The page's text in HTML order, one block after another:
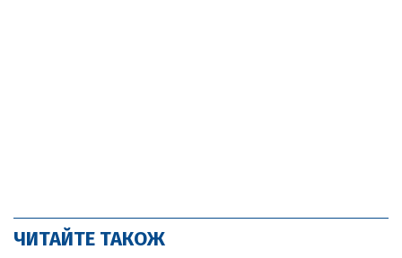
ЧИТАЙТЕ ТАКОЖ